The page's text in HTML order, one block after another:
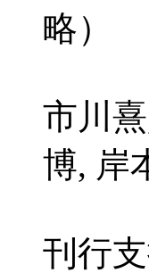
略）
市川
博, 岸
刊行